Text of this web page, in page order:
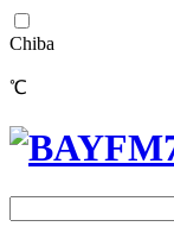
Chiba
℃